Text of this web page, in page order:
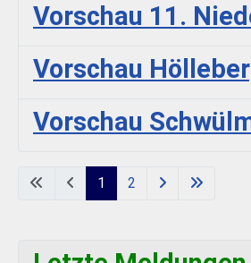
Vorschau 11.
Vorschau
Vorschau
1 2